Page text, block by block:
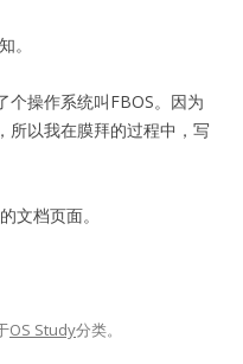
。
个操作系统叫FBOS。因为
所以我在膜拜的过程中，写
文档页面。
OS Study分类。